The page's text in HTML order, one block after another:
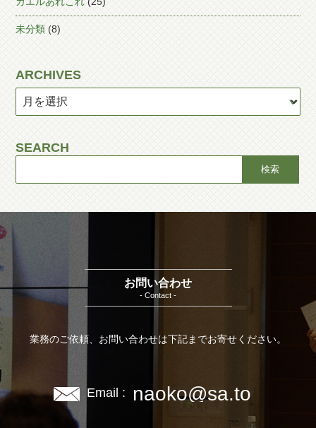
未分類 (8)
ARCHIVES
SEARCH
お問い合わせ
- Contact -
業務のご依頼、お問い合わせは下記までお寄せください。
Email : naoko@sa.to